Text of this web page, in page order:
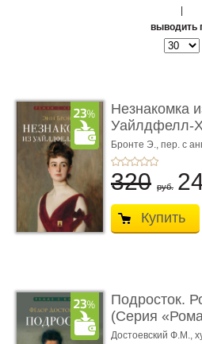
выводить
Незнакомка
Уайлдфелл-
Роман
Бронте Э., пер. с
320 руб.
Купить
Подросток.
(Серия
книгой»)
Достоевский Ф.М.,